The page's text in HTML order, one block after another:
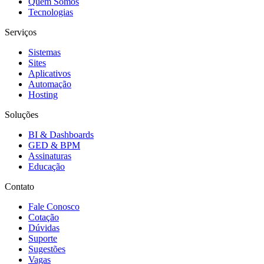
Tecnologias
Serviços
Sistemas
Sites
Aplicativos
Automação
Hosting
Soluções
BI & Dashboards
GED & BPM
Assinaturas
Educação
Contato
Fale Conosco
Cotação
Dúvidas
Suporte
Sugestões
Vagas